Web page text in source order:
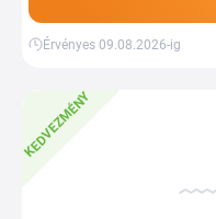
Érvényes 09.08.2026-ig
KEDVEZMÉNY